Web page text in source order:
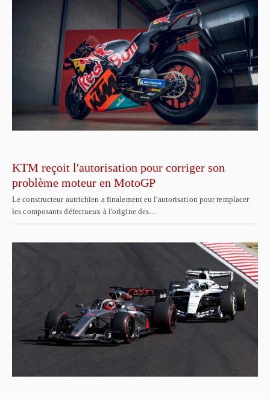
KTM reçoit l'autorisation pour corriger son
problème moteur en MotoGP
Le constructeur autrichien a finalement eu l'autorisation pour remplacer
les composants défectueux à l'origine des…